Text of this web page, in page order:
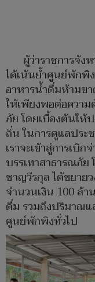
ผู้ว่าราชการจัง
ได้เน้นย้ำศูนย์พักพิ
อาหารน้ำดื่มห้ามข
ให้เพียงพอต่อควา
ภัย โดยเบื้องต้นให้
ถิ่น ในการดูแลประ
เราจะเข้าสู่การเบิ
บรรเทาสาธารณภั
ชาญวีรกุล ได้ขยาย
จำนวนเงิน 100 ล้า
ดื่ม รวมถึงปริมาณ
ศูนย์พักพิงทั่วไป